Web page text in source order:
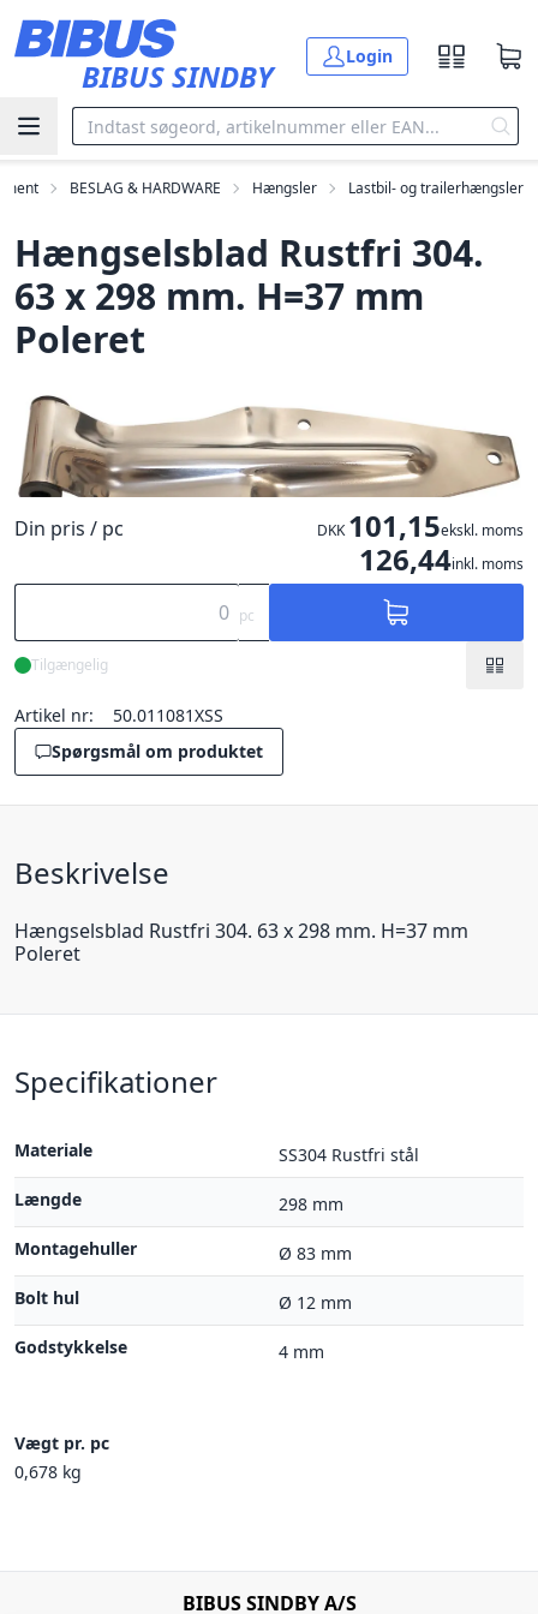
BIBUS SINDBY
Login
BESLAG & HARDWARE Hængsler Lastbil- og trailerhængsler
Hængselsblad Rustfri 304.
63 x 298 mm. H=37 mm
Poleret
Din pris / pc DKK 101,15ekskl. moms
126,44inkl. moms
pc
Tilgængelig
Artikel nr:
50.011081XSS
Spørgsmål om produktet
Beskrivelse
Hængselsblad Rustfri 304. 63 x 298 mm. H=37 mm
Poleret
Specifikationer
Materiale
SS304 Rustfri stål
Længde
298 mm
Montagehuller
Ø 83 mm
Bolt hul
Ø 12 mm
Godstykkelse
4 mm
Vægt pr. pc
0,678 kg
BIBUS SINDBY A/S